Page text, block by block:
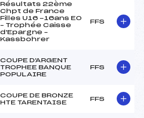
Résultats 22ème
Chpt de France
Filles U16 -16ans EO
– Trophée Caisse
d'Epargne –
Kassbohrer
FFS
COUPE D'ARGENT
TROPHEE BANQUE
POPULAIRE
FFS
COUPE DE BRONZE
HTE TARENTAISE
FFS